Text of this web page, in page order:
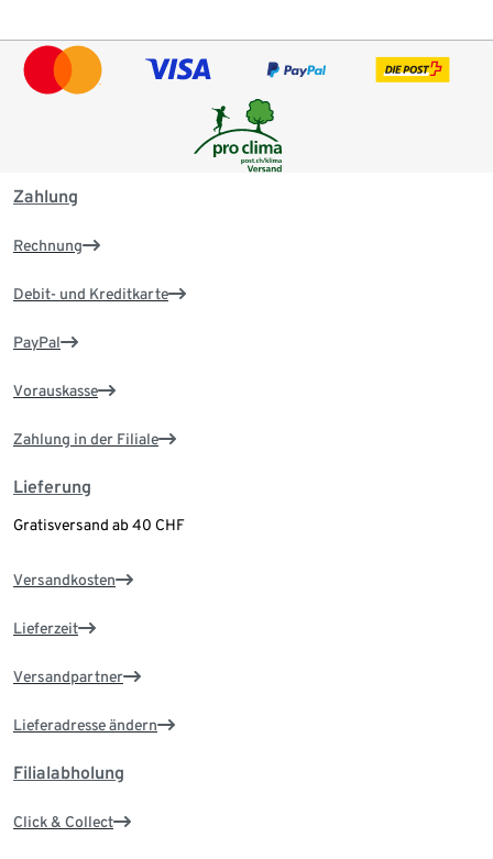
Zahlung
Rechnung
Debit- und Kreditkarte
PayPal
Vorauskasse
Zahlung in der Filiale
Lieferung
Gratisversand ab 40 CHF
Versandkosten
Lieferzeit
Versandpartner
Lieferadresse ändern
Filialabholung
Click & Collect